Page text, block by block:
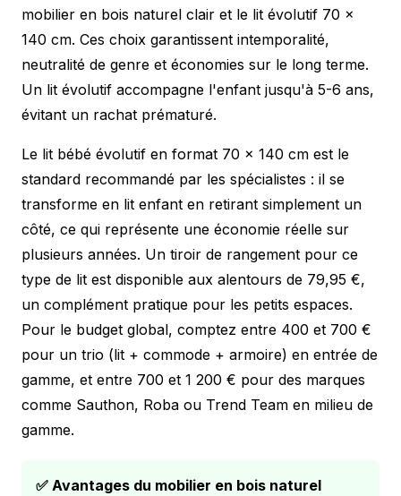
mobilier en bois naturel clair et le lit évolutif 70 x
140 cm. Ces choix garantissent intemporalité,
neutralité de genre et économies sur le long terme.
Un lit évolutif accompagne l'enfant jusqu'à 5-6 ans,
évitant un rachat prématuré.
Le lit bébé évolutif en format 70 x 140 cm est le
standard recommandé par les spécialistes : il se
transforme en lit enfant en retirant simplement un
côté, ce qui représente une économie réelle sur
plusieurs années. Un tiroir de rangement pour ce
type de lit est disponible aux alentours de 79,95 €,
un complément pratique pour les petits espaces.
Pour le budget global, comptez entre 400 et 700 €
pour un trio (lit + commode + armoire) en entrée de
gamme, et entre 700 et 1 200 € pour des marques
comme Sauthon, Roba ou Trend Team en milieu de
gamme.
✅ Avantages du mobilier en bois naturel